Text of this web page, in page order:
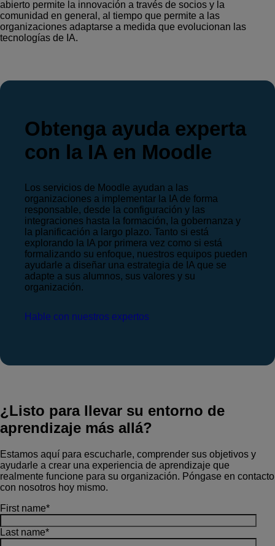
abierto permite la innovación a través de socios y la
comunidad en general, al tiempo que permite a las
organizaciones adaptarse a medida que evolucionan las
tecnologías de IA.
Obtenga ayuda experta
con la IA en Moodle
Los servicios de Moodle ayudan a las
organizaciones a implementar la IA de forma
responsable, desde la configuración y las
integraciones hasta la formación, la gobernanza y
la planificación a largo plazo. Tanto si está
explorando la IA por primera vez como si está
formalizando su enfoque, nuestros equipos pueden
ayudarle a diseñar una estrategia de IA que se
adapte a sus alumnos, sus valores y su
organización.
Hable con nuestros expertos
¿Listo para llevar su entorno de
aprendizaje más allá?
Estamos aquí para escucharle, comprender sus objetivos y
ayudarle a crear una experiencia de aprendizaje que
realmente funcione para su organización. Póngase en contacto
con nosotros hoy mismo.
First name*
Last name*